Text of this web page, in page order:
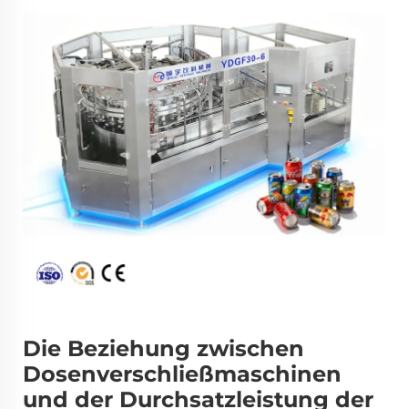
Die Beziehung zwischen
Dosenverschließmaschinen
und der Durchsatzleistung der